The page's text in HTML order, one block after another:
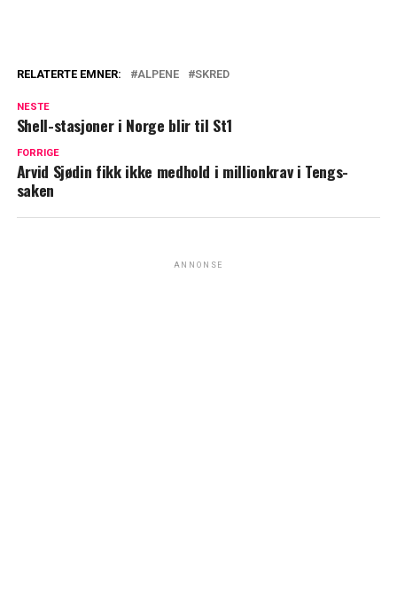
RELATERTE EMNER: ALPENE SKRED
NESTE
Shell-stasjoner i Norge blir til St1
FORRIGE
Arvid Sjødin fikk ikke medhold i millionkrav i Tengs-
saken
ANNONSE